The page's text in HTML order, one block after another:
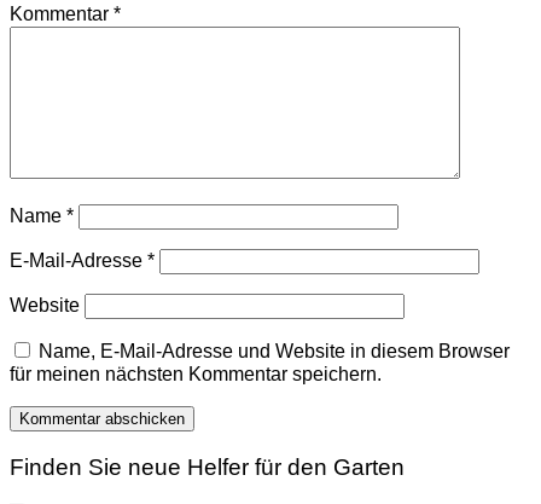
Kommentar *
Name *
E-Mail-Adresse *
Website
Name, E-Mail-Adresse und Website in diesem Browser
für meinen nächsten Kommentar speichern.
Finden Sie neue Helfer für den Garten